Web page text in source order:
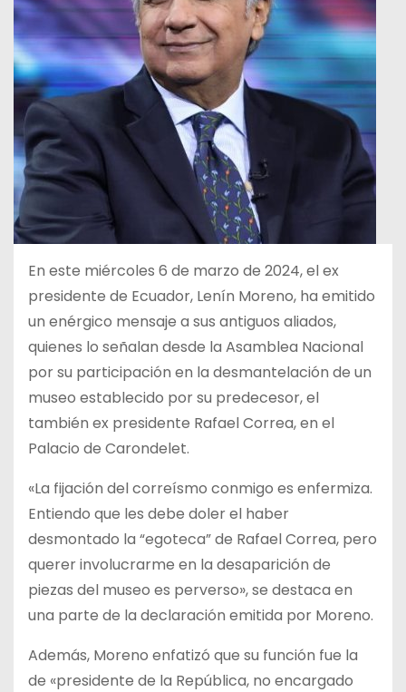
En este miércoles 6 de marzo de 2024, el ex
presidente de Ecuador, Lenín Moreno, ha emitido
un enérgico mensaje a sus antiguos aliados,
quienes lo señalan desde la Asamblea Nacional
por su participación en la desmantelación de un
museo establecido por su predecesor, el
también ex presidente Rafael Correa, en el
Palacio de Carondelet.
«La fijación del correísmo conmigo es enfermiza.
Entiendo que les debe doler el haber
desmontado la “egoteca” de Rafael Correa, pero
querer involucrarme en la desaparición de
piezas del museo es perverso», se destaca en
una parte de la declaración emitida por Moreno.
Además, Moreno enfatizó que su función fue la
de «presidente de la República, no encargado